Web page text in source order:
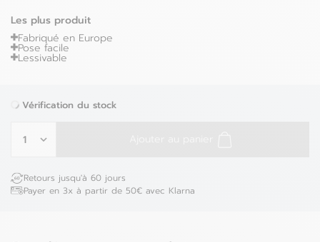
Les plus produit
Fabriqué en Europe
Pose facile
Lessivable
Vérification du stock
Retours jusqu'à 60 jours
Payer en 3x à partir de 50€ avec Klarna